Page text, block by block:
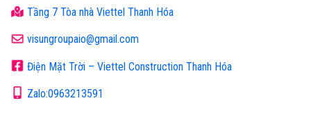
Tầng 7 Tòa nhà Viettel Thanh Hóa
visungroupaio@gmail.com
Điện Mặt Trời – Viettel Construction Thanh Hóa
Zalo:0963213591